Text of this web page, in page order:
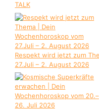
TALK
Respekt wird jetzt zum
27.Juli – 2. August 2026